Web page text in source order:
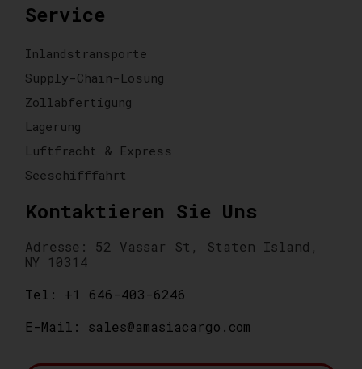
Service
Inlandstransporte
Supply-Chain-Lösung
Zollabfertigung
Lagerung
Luftfracht & Express
Seeschifffahrt
Kontaktieren Sie Uns
Adresse: 52 Vassar St, Staten Island,
NY 10314
Tel: +1 646-403-6246
E-Mail: sales@amasiacargo.com